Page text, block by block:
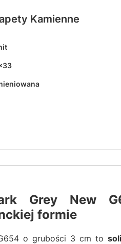
Kamienne
Grey New
formie
o grubości 3 cm to